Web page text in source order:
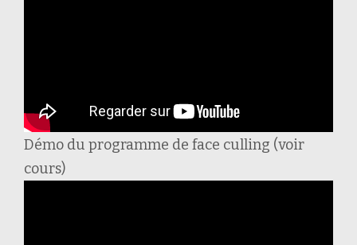
Démo du programme de face culling (voir
cours)